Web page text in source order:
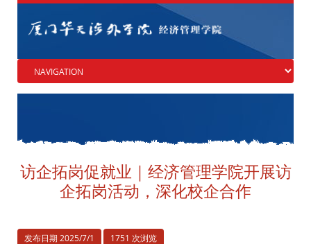
访企拓岗促就业｜经济管理学院开展访
企拓岗活动，深化校企合作
发布日期 2025/7/1 1751 次浏览